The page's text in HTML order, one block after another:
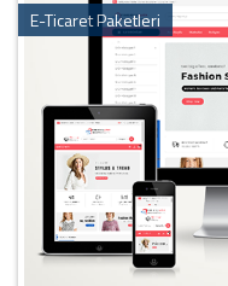
E-Ticaret Paketleri